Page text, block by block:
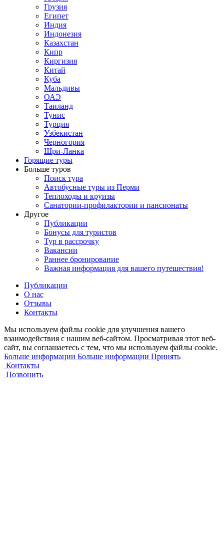
Грузия
Египет
Индия
Индонезия
Казахстан
Кипр
Киргизия
Китай
Куба
Мальдивы
ОАЭ
Таиланд
Тунис
Турция
Узбекистан
Черногория
Шри-Ланка
Горящие туры
Больше туров
Поиск тура
Автобусные туры из Перми
Теплоходы и круизы
Санатории-профилактории и пансионаты
Другое
Публикации
Бонусы для туристов
Тур в рассрочку
Вакансии
Раннее бронирование
Важная информация для вашего путешествия!
Публикации
О нас
Отзывы
Контакты
Мы используем файлы cookie для улучшения вашего
взаимодействия с нашим веб-сайтом. Просматривая этот веб-
сайт, вы соглашаетесь с тем, что мы используем файлы cookie.
Больше информации Больше информации Принять
Контакты
Позвонить